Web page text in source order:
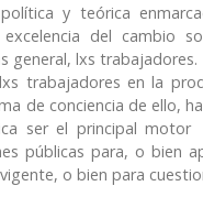
y teórica
del cambio
general, lxs trabajadores.
trabajadores en la
de conciencia de ello,
ser el principal
públicas para, o bien
o bien para